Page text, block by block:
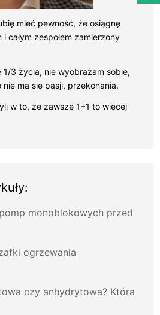
mieć pewność, że osiągnę
całym zespołem zamierzony
3 życia, nie wyobrażam sobie,
ma się pasji, przekonania.
w to, że zawsze 1+1 to więcej
monoblokowych przed
ogrzewania
czy anhydrytowa? Która